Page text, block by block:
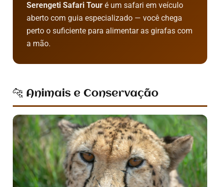
Serengeti Safari Tour é um safari em veículo
aberto com guia especializado — você chega
perto o suficiente para alimentar as girafas com
a mão.
🐆 Animais e Conservação